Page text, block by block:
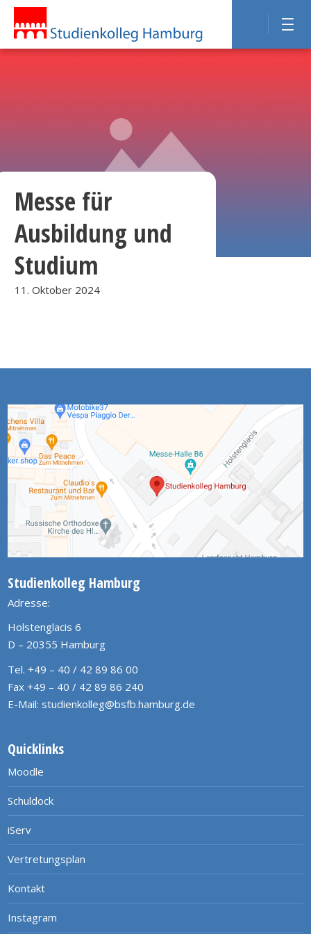
Messe für
Ausbildung und
Studium
11. Oktober 2024
Studienkolleg Hamburg
Adresse:
Holstenglacis 6
D – 20355 Hamburg
Tel. +49 – 40 / 42 89 86 00
Fax +49 – 40 / 42 89 86 240
E-Mail: studienkolleg@bsfb.hamburg.de
Quicklinks
Moodle
Schuldock
iServ
Vertretungsplan
Kontakt
Instagram